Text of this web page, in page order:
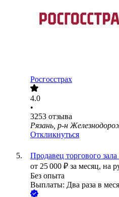
Росгосстрах
4.0
•
3253 отзыва
Рязань, р-н
Откликнуться
Продавец торгового
от 25 000 ₽ за месяц, на
Без опыта
Выплаты: Два раза в